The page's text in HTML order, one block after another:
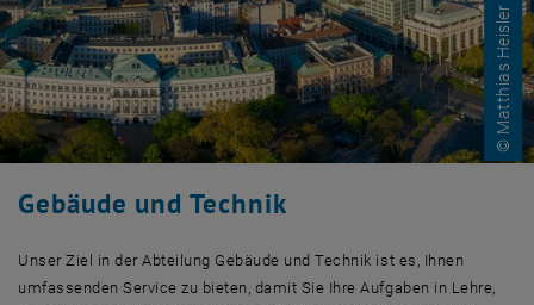
Zur 1. Menü Ebene
TU Wien
Zurück: Subseiten von Zentrale Bereiche auflisten
Zurück zur letzten Ebene:
Zentrale Bereiche
Gebäude und Technik
Arbeitsmedizinischer Dienst (AMD)
Nachhaltiger Campus
Dokumente
© Matthias Heisler
Gebäude und Technik
Unser Ziel in der Abteilung Gebäude und Technik ist es, Ihnen
umfassenden Service zu bieten, damit Sie Ihre Aufgaben in Lehre,